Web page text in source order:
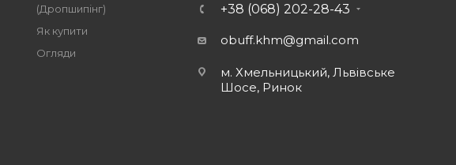
(Дропшипінг)
Як купити
Огляди
+38 (068) 202-28-43
obuff.khm@gmail.com
м. Хмельницький, Львівське
Шосе, Ринок